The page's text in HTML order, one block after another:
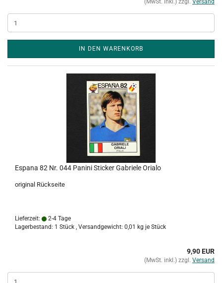
(MwSt. inkl.) zzgl. Versand
IN DEN WARENKORB
Espana 82 Nr. 044 Panini Sticker Gabriele Orialo
original Rückseite
Lieferzeit:
2-4 Tage
Lagerbestand: 1 Stück , Versandgewicht: 0,01 kg je Stück
9,90 EUR
(MwSt. inkl.) zzgl. Versand